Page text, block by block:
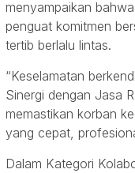
menyampaikan
penguat komitmen
tertib berlalu lintas.
“Keselamatan
Sinergi dengan Jasa
memastikan korban
yang cepat,
Dalam Kategori